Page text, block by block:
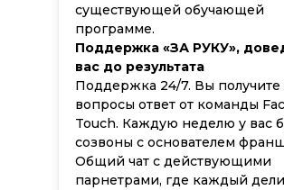
существующей обучающей
программе.
Поддержка «ЗА РУКУ»,
вас до результата
Поддержка 24/7. Вы получите
вопросы ответ от команды
Touch. Каждую неделю у вас
созвоны с основателем
Общий чат с действующими
парнетрами, где каждый